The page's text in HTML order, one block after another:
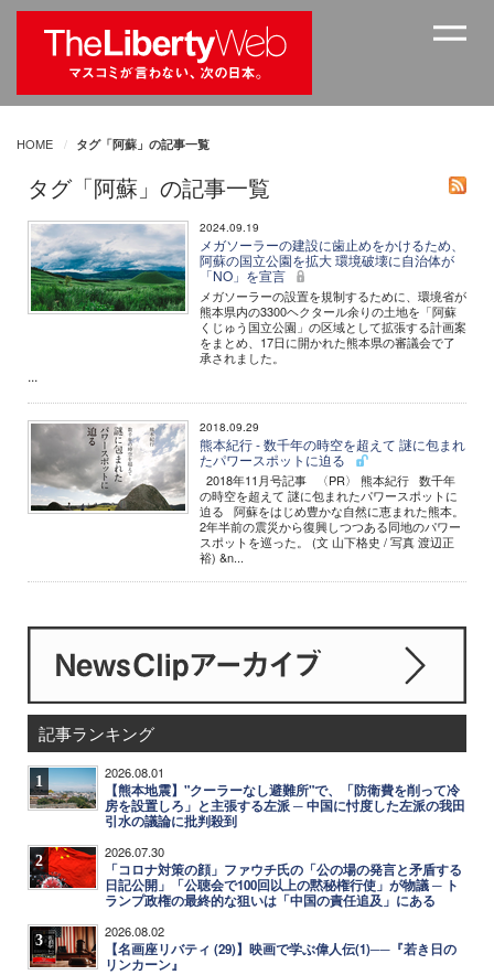
HOME タグ「阿蘇」の記事一覧
タグ「阿蘇」の記事一覧
2024.09.19
メガソーラーの建設に歯止めをかけるため、
阿蘇の国立公園を拡大 環境破壊に自治体が
「NO」を宣言
メガソーラーの設置を規制するために、環境省が
熊本県内の3300ヘクタール余りの土地を「阿蘇
くじゅう国立公園」の区域として拡張する計画案
をまとめ、17日に開かれた熊本県の審議会で了
承されました。
...
2018.09.29
熊本紀行 - 数千年の時空を超えて 謎に包まれ
たパワースポットに迫る
2018年11月号記事 〈PR〉 熊本紀行 数千年
の時空を超えて 謎に包まれたパワースポットに
迫る 阿蘇をはじめ豊かな自然に恵まれた熊本。
2年半前の震災から復興しつつある同地のパワー
スポットを巡った。 (文 山下格史 / 写真 渡辺正
裕) &n...
記事ランキング
1 2026.08.01
【熊本地震】"クーラーなし避難所"で、「防衛費を削って冷
房を設置しろ」と主張する左派 ─ 中国に忖度した左派の我田
引水の議論に批判殺到
2 2026.07.30
「コロナ対策の顔」ファウチ氏の「公の場の発言と矛盾する
日記公開」「公聴会で100回以上の黙秘権行使」が物議 ─ ト
ランプ政権の最終的な狙いは「中国の責任追及」にある
3 2026.08.02
【名画座リバティ (29)】映画で学ぶ偉人伝(1)──『若き日の
リンカーン』